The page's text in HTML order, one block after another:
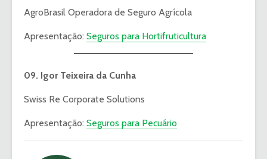
AgroBrasil Operadora de Seguro Agrícola
Apresentação: Seguros para Hortifruticultura
09. Igor Teixeira da Cunha
Swiss Re Corporate Solutions
Apresentação: Seguros para Pecuário